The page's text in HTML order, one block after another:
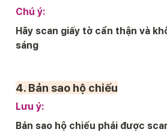
Chú ý:
Hãy scan giấy tờ cẩn thận và
sáng
4. Bản sao hộ chiếu
Lưu ý:
Bản sao hộ chiếu phải được